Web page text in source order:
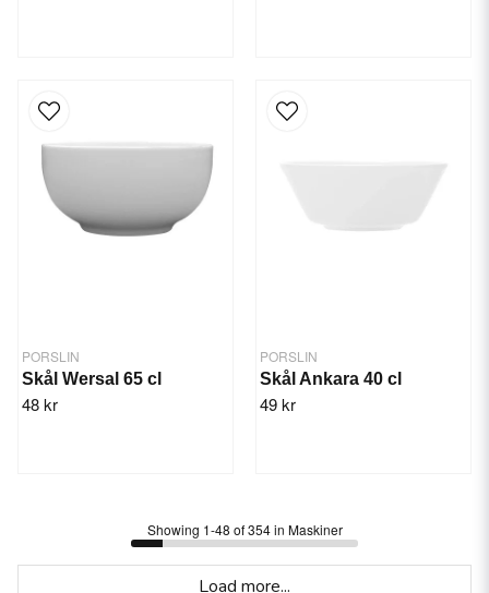
PORSLIN
Skål Wersal 65 cl
48 kr
PORSLIN
Skål Ankara 40 cl
49 kr
Showing 1-48 of 354 in Maskiner
Load more...